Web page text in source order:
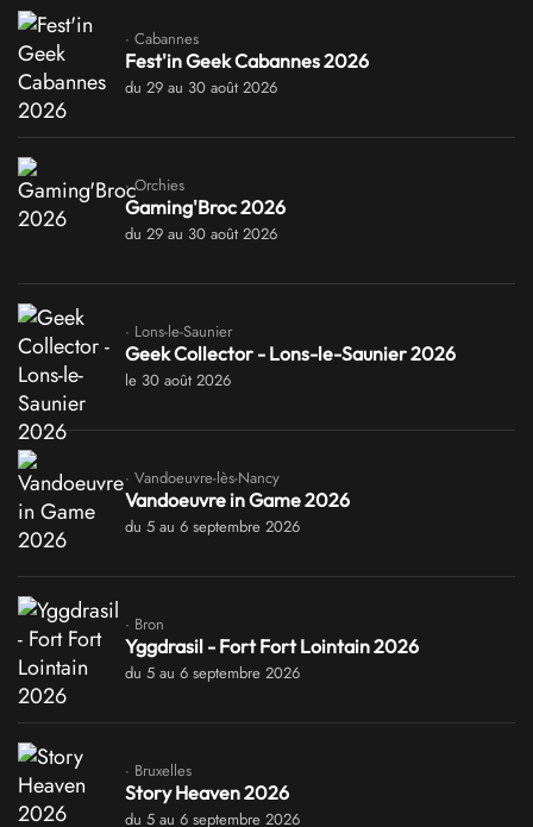
· Cabannes
Fest'in Geek Cabannes 2026
du 29 au 30 août 2026
· Orchies
Gaming'Broc 2026
du 29 au 30 août 2026
· Lons-le-Saunier
Geek Collector - Lons-le-Saunier 2026
le 30 août 2026
· Vandoeuvre-lès-Nancy
Vandoeuvre in Game 2026
du 5 au 6 septembre 2026
· Bron
Yggdrasil - Fort Fort Lointain 2026
du 5 au 6 septembre 2026
· Bruxelles
Story Heaven 2026
du 5 au 6 septembre 2026